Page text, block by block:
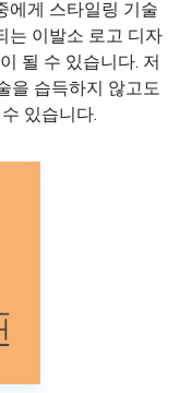
에게 스타일링 기술
는 이발소 로고 디자
될 수 있습니다. 저
을 습득하지 않고도
있습니다.